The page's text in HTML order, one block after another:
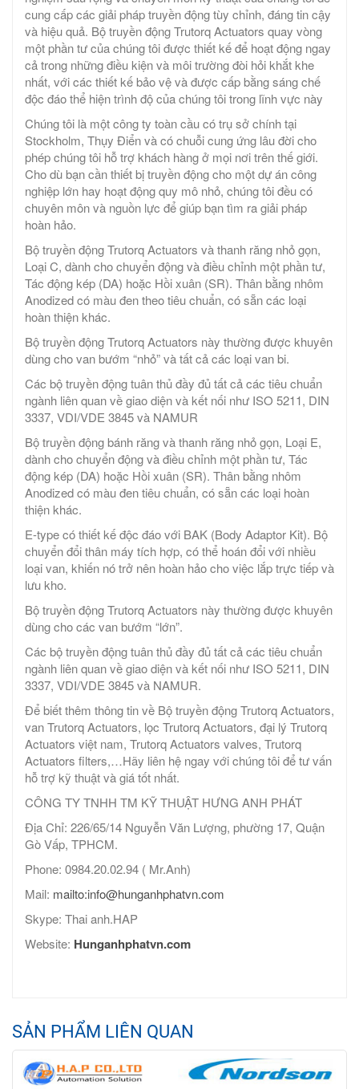
cung cấp các giải pháp truyền động tùy chỉnh, đáng tin cậy
và hiệu quả. Bộ truyền động Trutorq Actuators quay vòng
một phần tư của chúng tôi được thiết kế để hoạt động ngay
cả trong những điều kiện và môi trường đòi hỏi khắt khe
nhất, với các thiết kế bảo vệ và được cấp bằng sáng chế
độc đáo thể hiện trình độ của chúng tôi trong lĩnh vực này
Chúng tôi là một công ty toàn cầu có trụ sở chính tại
Stockholm, Thụy Điển và có chuỗi cung ứng lâu đời cho
phép chúng tôi hỗ trợ khách hàng ở mọi nơi trên thế giới.
Cho dù bạn cần thiết bị truyền động cho một dự án công
nghiệp lớn hay hoạt động quy mô nhỏ, chúng tôi đều có
chuyên môn và nguồn lực để giúp bạn tìm ra giải pháp
hoàn hảo.
Bộ truyền động Trutorq Actuators và thanh răng nhỏ gọn,
Loại C, dành cho chuyển động và điều chỉnh một phần tư,
Tác động kép (DA) hoặc Hồi xuân (SR). Thân bằng nhôm
Anodized có màu đen theo tiêu chuẩn, có sẵn các loại
hoàn thiện khác.
Bộ truyền động Trutorq Actuators này thường được khuyên
dùng cho van bướm “nhỏ” và tất cả các loại van bi.
Các bộ truyền động tuân thủ đầy đủ tất cả các tiêu chuẩn
ngành liên quan về giao diện và kết nối như ISO 5211, DIN
3337, VDI/VDE 3845 và NAMUR
Bộ truyền động bánh răng và thanh răng nhỏ gọn, Loại E,
dành cho chuyển động và điều chỉnh một phần tư, Tác
động kép (DA) hoặc Hồi xuân (SR). Thân bằng nhôm
Anodized có màu đen tiêu chuẩn, có sẵn các loại hoàn
thiện khác.
E-type có thiết kế độc đáo với BAK (Body Adaptor Kit). Bộ
chuyển đổi thân máy tích hợp, có thể hoán đổi với nhiều
loại van, khiến nó trở nên hoàn hảo cho việc lắp trực tiếp và
lưu kho.
Bộ truyền động Trutorq Actuators này thường được khuyên
dùng cho các van bướm “lớn”.
Các bộ truyền động tuân thủ đầy đủ tất cả các tiêu chuẩn
ngành liên quan về giao diện và kết nối như ISO 5211, DIN
3337, VDI/VDE 3845 và NAMUR.
Để biết thêm thông tin về Bộ truyền động Trutorq Actuators,
van Trutorq Actuators, lọc Trutorq Actuators, đại lý Trutorq
Actuators việt nam, Trutorq Actuators valves, Trutorq
Actuators filters,…Hãy liên hệ ngay với chúng tôi để tư vấn
hỗ trợ kỹ thuật và giá tốt nhất.
CÔNG TY TNHH TM KỸ THUẬT HƯNG ANH PHÁT
Địa Chỉ: 226/65/14 Nguyễn Văn Lượng, phường 17, Quận
Gò Vấp, TPHCM.
Phone: 0984.20.02.94 ( Mr.Anh)
Mail: mailto:info@hunganhphatvn.com
Skype: Thai anh.HAP
Website: Hunganhphatvn.com
SẢN PHẨM LIÊN QUAN